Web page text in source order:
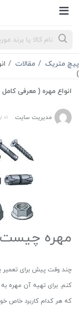
Products
search
پیچ متریک مقالات
)
انواع مهره ( معرفی کامل
مدیریت سایت 01 اردیبهشت 1404
مهره
چند وقت پیش برای تعمیر
کنم. برای تهیه آن مهره
که هر کدام کاربرد خاص